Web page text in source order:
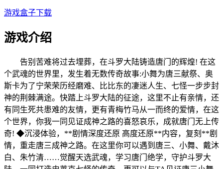
游戏盒子下载
游戏介绍
告别苦难将过去埋葬，在斗罗大陆铸造唐门的辉煌! 在这
个武魂的世界里，发生着无数传奇故事:小舞为唐三献祭、奥
斯卡为了宁荣荣历经磨难、比比东的凄迷人生、七怪一步步封
神的荆棘满途。快踏上斗罗大陆的征途，这里不止有亲情，还
有同生死共患难的友情，更有青梅竹马从一而终的爱情，在这
个世界，你我一同见证成神之路的喜怒哀乐，成就唐门无上传
奇! ◆沉浸体验，**剧情深度还原 高度还原**内容，复刻**剧
情，重走唐三成神之路。在这里你可以遇到唐三、小舞、戴沐
白、朱竹清……觉醒天选武魂，学习唐门绝学，守护斗罗大